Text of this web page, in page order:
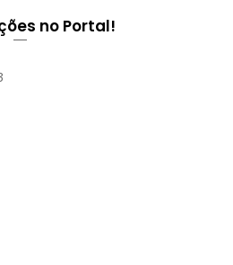
no Portal!